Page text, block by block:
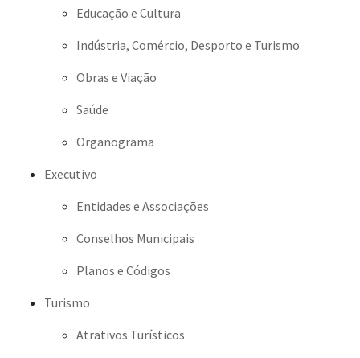
Educação e Cultura
Indústria, Comércio, Desporto e Turismo
Obras e Viação
Saúde
Organograma
Executivo
Entidades e Associações
Conselhos Municipais
Planos e Códigos
Turismo
Atrativos Turísticos